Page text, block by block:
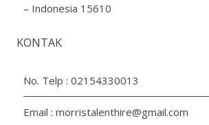
– Indonesia 15610
KONTAK
No. Telp :02154330013
Email :morristalenthire@gmail.com